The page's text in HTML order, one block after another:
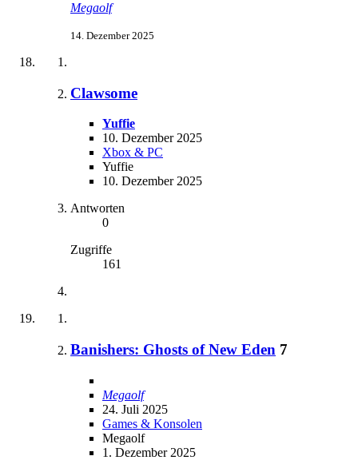
Megaolf
14. Dezember 2025
Clawsome
Yuffie
10. Dezember 2025
Xbox & PC
Yuffie
10. Dezember 2025
Antworten
0
Zugriffe
161
Banishers: Ghosts of New Eden 7
Megaolf
24. Juli 2025
Games & Konsolen
Megaolf
1. Dezember 2025